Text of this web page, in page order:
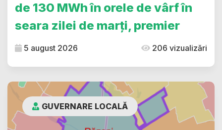
de 130 MWh în orele de vârf în
seara zilei de marți, premier
5 august 2026 206 vizualizări
GUVERNARE LOCALĂ